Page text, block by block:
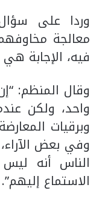
وردا على
معالجة
فيه، الإجابة
وقال المنظم:
واحد، ولكن
وبرقيات
وفي بعض
الناس أنه
الاستماع إليهم”.